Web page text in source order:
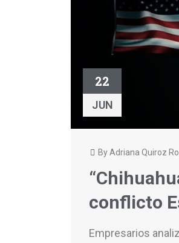
22
JUN
By Adriana Quiroz
conflicto
Empresarios